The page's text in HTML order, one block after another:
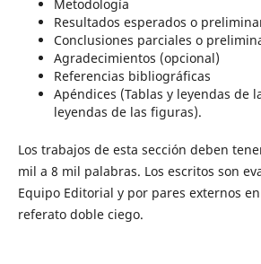
Metodología
Resultados esperados o
Conclusiones parciales o
Agradecimientos (opcional)
Referencias bibliográficas
Apéndices (Tablas y leyendas de
leyendas de las figuras).
Los trabajos de esta sección deben
mil a 8 mil palabras. Los escritos son
Equipo Editorial y por pares externos
referato doble ciego.